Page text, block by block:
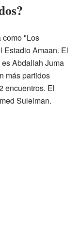
como "Los
Estadio Amaan. El
Abdallah Juma
más partidos
encuentros. El
Suleiman.